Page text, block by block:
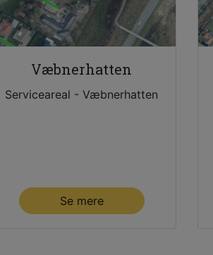
Væbnerhatten
Serviceareal - Væbnerhatten
Se mere